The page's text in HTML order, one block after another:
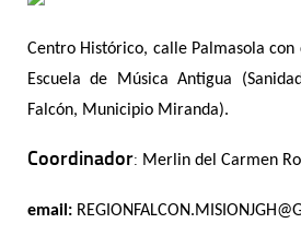
Centro Histórico, calle Palmasola
Escuela de Música Antigua
Falcón, Municipio Miranda).
Coordinador: Merlin del Carmen
email: